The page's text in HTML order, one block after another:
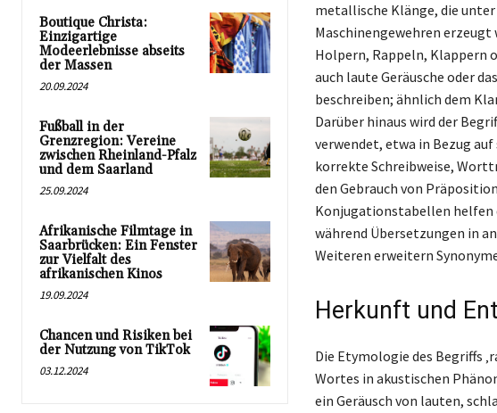
Boutique Christa:
Einzigartige
Modeerlebnisse abseits
der Massen
20.09.2024
Fußball in der
Grenzregion: Vereine
zwischen Rheinland-Pfalz
und dem Saarland
25.09.2024
Afrikanische Filmtage in
Saarbrücken: Ein Fenster
zur Vielfalt des
afrikanischen Kinos
19.09.2024
Chancen und Risiken bei
der Nutzung von TikTok
03.12.2024
metallische Klänge, die
Maschinengewehren
Holpern, Rappeln, Klappern
auch laute Geräusche oder
beschreiben; ähnlich dem
Darüber hinaus wird der
verwendet, etwa in Bezug
korrekte Schreibweise,
den Gebrauch von
Konjugationstabellen helfen
während Übersetzungen in
Weiteren erweitern
Herkunft und
Die Etymologie des Begriffs
Wortes in akustischen
ein Geräusch von lauten,